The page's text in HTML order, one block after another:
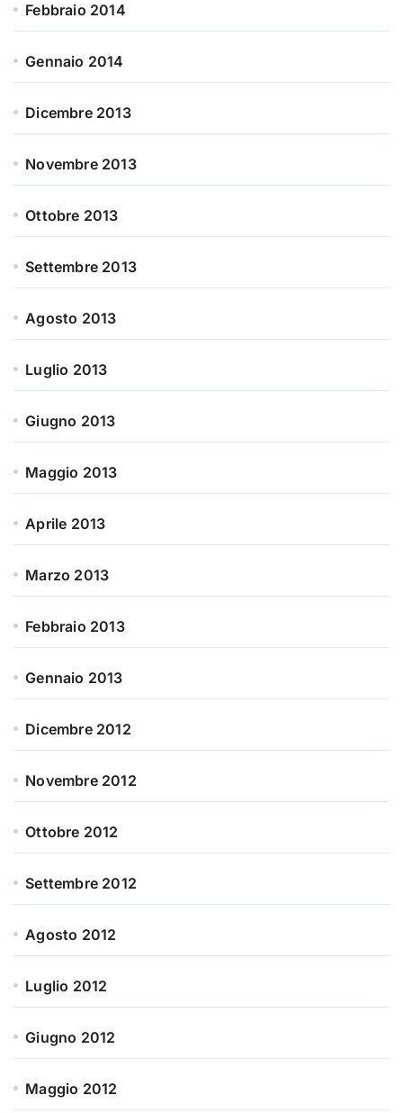
Febbraio 2014
Gennaio 2014
Dicembre 2013
Novembre 2013
Ottobre 2013
Settembre 2013
Agosto 2013
Luglio 2013
Giugno 2013
Maggio 2013
Aprile 2013
Marzo 2013
Febbraio 2013
Gennaio 2013
Dicembre 2012
Novembre 2012
Ottobre 2012
Settembre 2012
Agosto 2012
Luglio 2012
Giugno 2012
Maggio 2012